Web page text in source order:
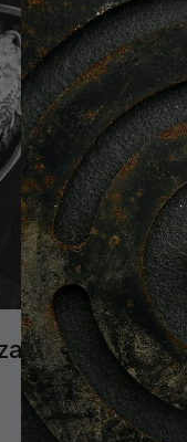
BEARS ROAR